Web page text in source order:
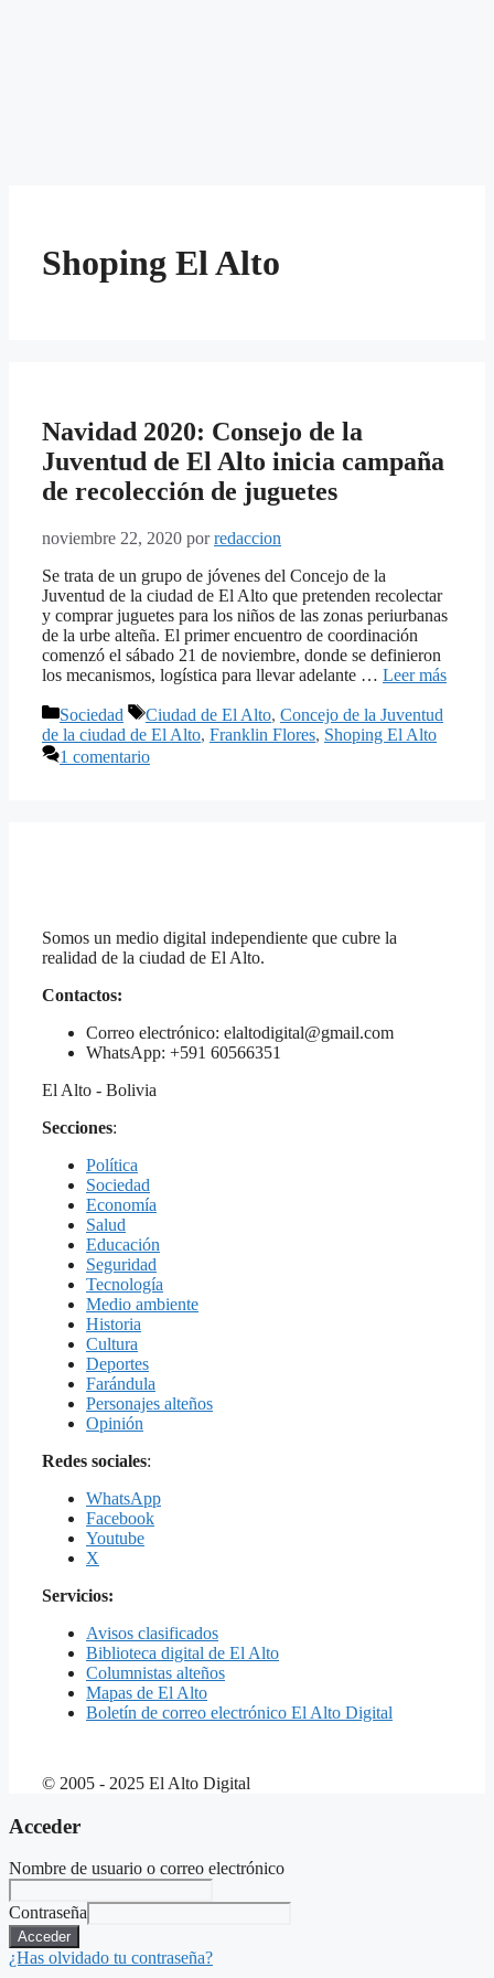
Shoping El Alto
Navidad 2020: Consejo de la
Juventud de El Alto inicia campaña
de recolección de juguetes
noviembre 22, 2020 porredaccion
Se trata de un grupo de jóvenes del Concejo de la
Juventud de la ciudad de El Alto que pretenden recolectar
y comprar juguetes para los niños de las zonas periurbanas
de la urbe alteña. El primer encuentro de coordinación
comenzó el sábado 21 de noviembre, donde se definieron
los mecanismos, logística para llevar adelante … Leer más
Categorías
Sociedad Etiquetas
Ciudad de El Alto, Concejo de la Juventud
de la ciudad de El Alto, Franklin Flores, Shoping El Alto
1 comentario
Somos un medio digital independiente que cubre la
realidad de la ciudad de El Alto.
Contactos:
Correo electrónico: elaltodigital@gmail.com
WhatsApp: +591 60566351
El Alto - Bolivia
Secciones:
Política
Sociedad
Economía
Salud
Educación
Seguridad
Tecnología
Medio ambiente
Historia
Cultura
Deportes
Farándula
Personajes alteños
Opinión
Redes sociales:
WhatsApp
Facebook
Youtube
X
Servicios:
Avisos clasificados
Biblioteca digital de El Alto
Columnistas alteños
Mapas de El Alto
Boletín de correo electrónico El Alto Digital
© 2005 - 2025 El Alto Digital
Acceder
Nombre de usuario o correo electrónico
Contraseña
Acceder
¿Has olvidado tu contraseña?